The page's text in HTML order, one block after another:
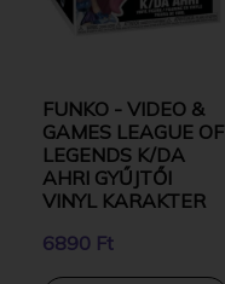
FUNKO - VIDEO &
GAMES LEAGUE OF
LEGENDS K/DA
AHRI GYŰJTŐI
VINYL KARAKTER
6890 Ft